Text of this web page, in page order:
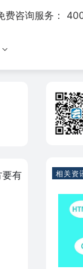
费咨询服务：
要有
相关资